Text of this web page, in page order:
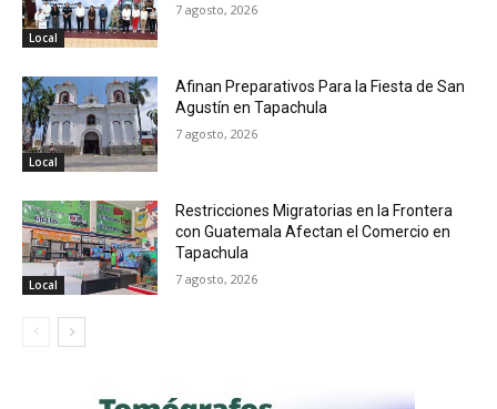
Local
7 agosto, 2026
Local
Afinan Preparativos Para la Fiesta de San
Agustín en Tapachula
7 agosto, 2026
Local
Restricciones Migratorias en la Frontera
con Guatemala Afectan el Comercio en
Tapachula
7 agosto, 2026